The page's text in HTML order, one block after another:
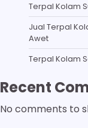
Terpal Kolam
Jual Terpal
Awet
Terpal Kolam
Recent
No comments to